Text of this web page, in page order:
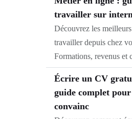
travailler sur
Découvrez les
travailler depuis chez
Formations, revenus
Écrire un CV
guide complet
convainc